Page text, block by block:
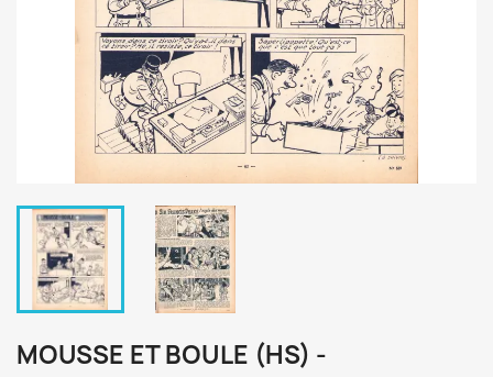
MOUSSE ET BOULE (HS) -